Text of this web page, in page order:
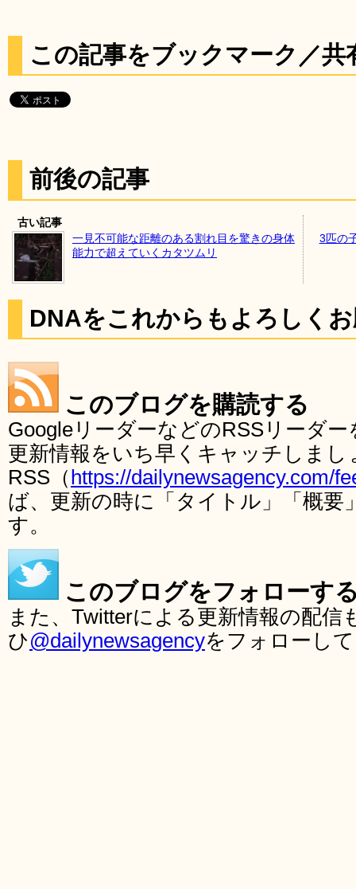
この記事をブックマーク／共
前後の記事
古い記事
一見不可能な距離のある割れ目を驚きの身体
能力で超えていくカタツムリ
3匹の
DNAをこれからもよろしく
このブログを購読する
GoogleリーダーなどのRSSリーダ
更新情報をいち早くキャッチしま
RSS（ https://dailynewsagency.com/
ば、更新の時に「タイトル」「概要
す。
このブログをフォローす
また、Twitterによる更新情報の配
ひ@dailynewsagencyをフォローし